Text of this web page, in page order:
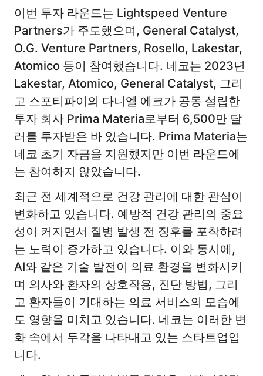
이번 투자 라운드는 Lightspeed Venture
Partners가 주도했으며, General Catalyst,
O.G. Venture Partners, Rosello, Lakestar,
Atomico 등이 참여했습니다. 네코는 2023년
Lakestar, Atomico, General Catalyst, 그리
고 스포티파이의 다니엘 에크가 공동 설립한
투자 회사 Prima Materia로부터 6,500만 달
러를 투자받은 바 있습니다. Prima Materia는
네코 초기 자금을 지원했지만 이번 라운드에
는 참여하지 않았습니다.
최근 전 세계적으로 건강 관리에 대한 관심이
변화하고 있습니다. 예방적 건강 관리의 중요
성이 커지면서 질병 발생 전 징후를 포착하려
는 노력이 증가하고 있습니다. 이와 동시에,
AI와 같은 기술 발전이 의료 환경을 변화시키
며 의사와 환자의 상호작용, 진단 방법, 그리
고 환자들이 기대하는 의료 서비스의 모습에
도 영향을 미치고 있습니다. 네코는 이러한 변
화 속에서 두각을 나타내고 있는 스타트업입
니다.